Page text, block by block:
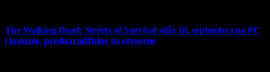
The Walking Dead: Streets of Survival stiže 18. septembra na PC
i konzole, prednarudžbine su otvorene